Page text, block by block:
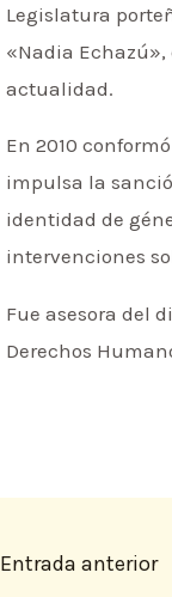
Legislatura
«Nadia
actualidad.
En 2010
impulsa la
identidad de
intervenciones
Fue asesora del
Derechos
Entrada anterior